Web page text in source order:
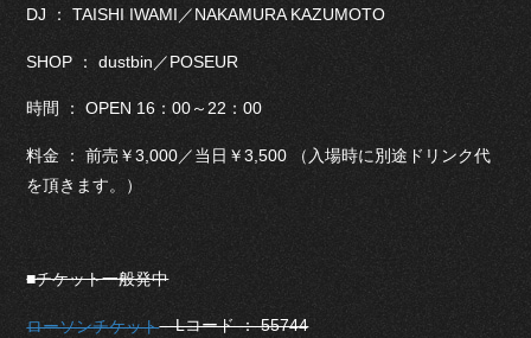
DJ ： TAISHI IWAMI／NAKAMURA KAZUMOTO
SHOP ： dustbin／POSEUR
時間 ： OPEN 16：00～22：00
料金 ： 前売￥3,000／当日￥3,500 （入場時に別途ドリンク代
を頂きます。）
■チケット一般発中
ローソンチケットLコード ： 55744